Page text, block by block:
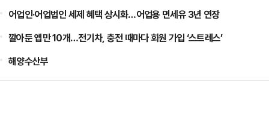
어업인·어업법인 세제 혜택 상시화…어업용 면세유 3년 연장
깔아둔 앱만 10개…전기차, 충전 때마다 회원 가입 ‘스트레스’
해양수산부